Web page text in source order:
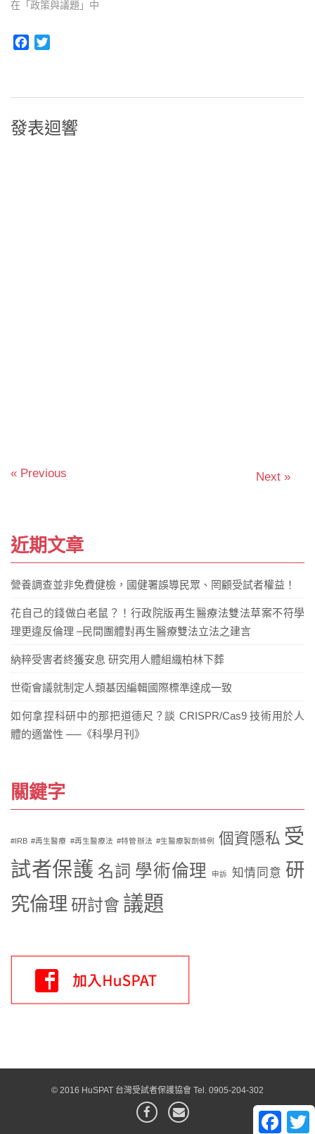
在「政策與議題」中
Facebook
發表迴響
覽
« Previous Next »
近期文章
營養調查並非免費健檢，國健署誤導民眾、罔顧受試者權益！
花自己的錢做白老鼠？！行政院版再生醫療法雙法草案不符學
理更違反倫理 –民間團體對再生醫療雙法立法之建言
納粹受害者終獲安息 研究用人體組織柏林下葬
世衛會議就制定人類基因編輯國際標準達成一致
如何拿捏科研中的那把道德尺？談 CRISPR/Cas9 技術用於人
體的適當性 ──《科學月刊》
關鍵字
#IRB #再生醫療 #再生醫療法 #特管辦法 #生醫療製劑條例 個資隱私 受
試者保護 名詞 學術倫理 申訴 知情同意 研
究倫理 研討會 議題
© 2016 HuSPAT 台灣受試者保護協會 Tel. 0905-204-302